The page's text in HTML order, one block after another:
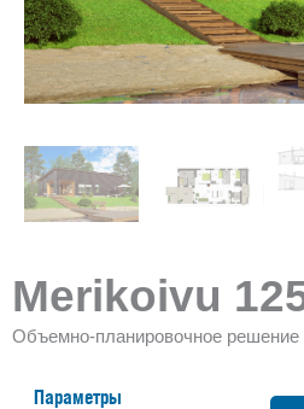
Merikoivu
Объемно-планировочное решение
Параметры